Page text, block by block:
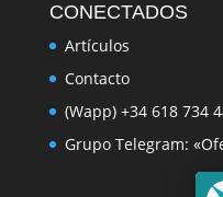
CONECTADOS
Artículos
Contacto
(Wapp) +34 618 734
Grupo Telegram: